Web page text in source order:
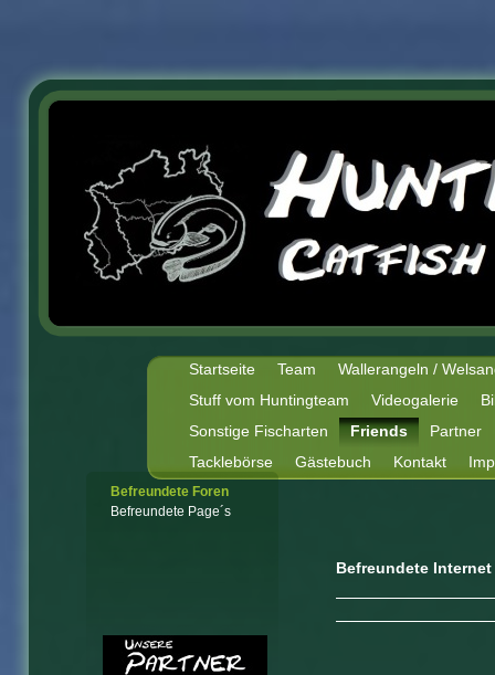
Startseite Team
Wallerangeln /
Stuff vom Huntingteam
Videogalerie
Sonstige Fischarten
Friends
Partner
Tacklebörse
Gästebuch Kontakt
Befreundete
Befreundete Foren
Befreundete Page´s